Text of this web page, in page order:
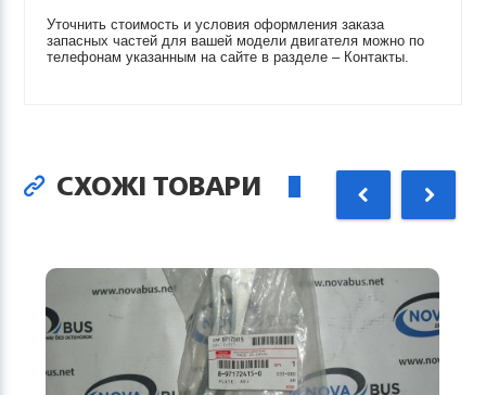
Уточнить стоимость и условия оформления заказа
запасных частей для вашей модели двигателя можно по
телефонам указанным на сайте в разделе – Контакты.
СХОЖІ ТОВАРИ